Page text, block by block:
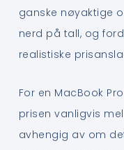
ganske nøyaktige
nerd på tall, og
realistiske
For en MacBook
prisen vanligvis
avhengig av om